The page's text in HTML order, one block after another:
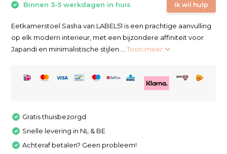
Ik wil hulp
Binnen 3-5 werkdagen in huis
Eetkamerstoel Sasha van LABEL51 is een prachtige aanvulling
op elk modern interieur, met een bijzondere affiniteit voor
Japandi en minimalistische stijlen....Toon meer
Gratis thuisbezorgd
Snelle levering in NL & BE
Achteraf betalen? Geen probleem!